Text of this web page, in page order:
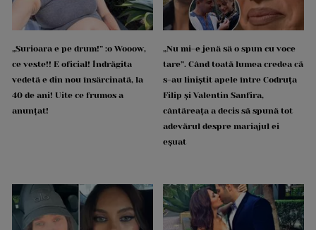
„Surioara e pe drum!” :o Wooow,
ce veste!! E oficial! Îndrăgita
vedetă e din nou însărcinată, la
40 de ani! Uite ce frumos a
anunțat!
„Nu mi-e jenă să o spun cu voce
tare”. Când toată lumea credea că
s-au liniștit apele între Codruța
Filip și Valentin Sanfira,
cântăreața a decis să spună tot
adevărul despre mariajul ei
eșuat